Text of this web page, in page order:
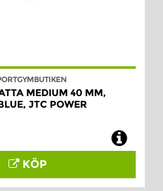
MEDIUM 40 MM,
JTC POWER
KÖP